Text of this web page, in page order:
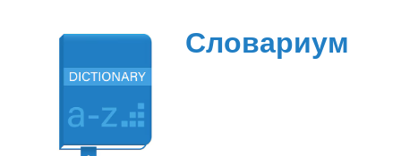
содержимому
Словариум